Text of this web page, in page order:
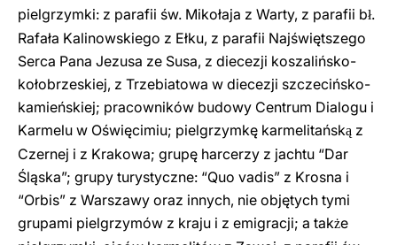
pielgrzymki: z parafii św. Mikołaja z Warty, z parafii bł.
Rafała Kalinowskiego z Ełku, z parafii Najświętszego
Serca Pana Jezusa ze Susa, z diecezji koszalińsko-
kołobrzeskiej, z Trzebiatowa w diecezji szczecińsko-
kamieńskiej; pracowników budowy Centrum Dialogu i
Karmelu w Oświęcimiu; pielgrzymkę karmelitańską z
Czernej i z Krakowa; grupę harcerzy z jachtu “Dar
Śląska”; grupy turystyczne: “Quo vadis” z Krosna i
“Orbis” z Warszawy oraz innych, nie objętych tymi
grupami pielgrzymów z kraju i z emigracji; a także